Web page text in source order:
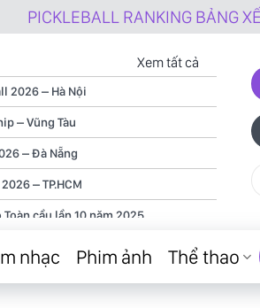
RANKING BẢNG XẾP
Xem tất cả
2026 – Hà Nội
– Vũng Tàu
– Đà Nẵng
– TP.HCM
cầu lần 10 năm 2025
cầu lần 9 năm 2025
nhạc Phim ảnh Thể thao